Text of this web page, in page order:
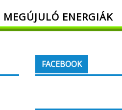
MEGÚJULÓ ENERGIÁK
FACEBOOK